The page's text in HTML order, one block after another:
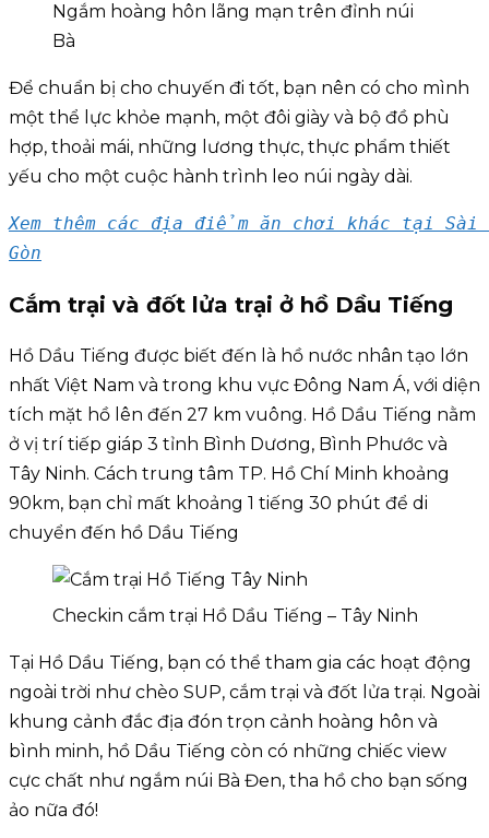
Ngắm hoàng hôn lãng mạn trên đỉnh núi
Bà
Để chuẩn bị cho chuyến đi tốt, bạn nên có cho mình
một thể lực khỏe mạnh, một đôi giày và bộ đồ phù
hợp, thoải mái, những lương thực, thực phẩm thiết
yếu cho một cuộc hành trình leo núi ngày dài.
Xem thêm các địa điểm ăn chơi khác tại Sài
Gòn
Cắm trại và đốt lửa trại ở hồ Dầu Tiếng
Hồ Dầu Tiếng được biết đến là hồ nước nhân tạo lớn
nhất Việt Nam và trong khu vực Đông Nam Á, với diện
tích mặt hồ lên đến 27 km vuông. Hồ Dầu Tiếng nằm
ở vị trí tiếp giáp 3 tỉnh Bình Dương, Bình Phước và
Tây Ninh. Cách trung tâm TP. Hồ Chí Minh khoảng
90km, bạn chỉ mất khoảng 1 tiếng 30 phút để di
chuyển đến hồ Dầu Tiếng
Checkin cắm trại Hồ Dầu Tiếng – Tây Ninh
Tại Hồ Dầu Tiếng, bạn có thể tham gia các hoạt động
ngoài trời như chèo SUP, cắm trại và đốt lửa trại. Ngoài
khung cảnh đắc địa đón trọn cảnh hoàng hôn và
bình minh, hồ Dầu Tiếng còn có những chiếc view
cực chất như ngắm núi Bà Đen, tha hồ cho bạn sống
ảo nữa đó!